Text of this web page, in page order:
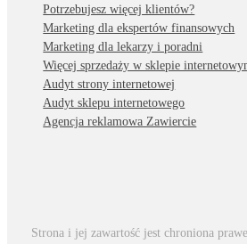
Potrzebujesz więcej klientów?
Marketing dla ekspertów finansowych
Marketing dla lekarzy i poradni
Więcej sprzedaży w sklepie
Audyt strony internetowej
Audyt sklepu internetowego
Agencja reklamowa Zawiercie
Strona i jej zawartość jest chroniona